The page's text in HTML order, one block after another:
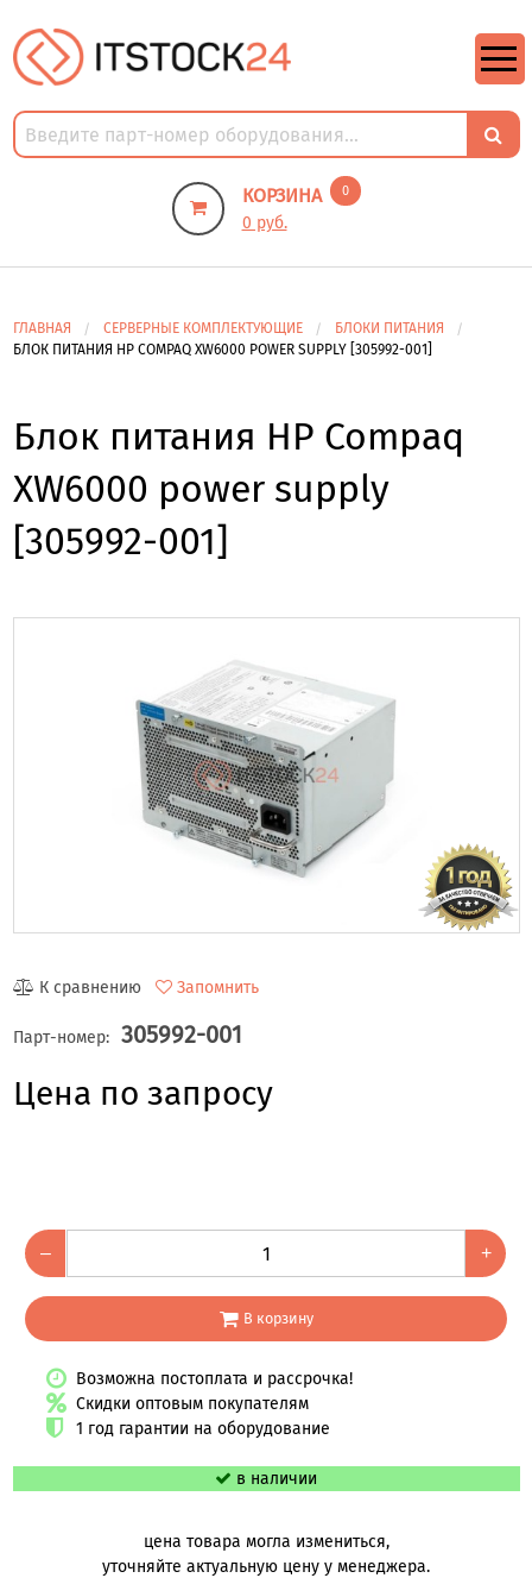
КОРЗИНА 0
0 руб.
ГЛАВНАЯ СЕРВЕРНЫЕ КОМПЛЕКТУЮЩИЕ
БЛОКИ ПИТАНИЯ
БЛОК ПИТАНИЯ HP COMPAQ XW6000 POWER SUPPLY [305992-001]
Блок питания HP Compaq
XW6000 power supply
[305992-001]
К сравнению Запомнить
Парт-номер: 305992-001
Цена по запросу
– +
В корзину
Возможна постоплата и рассрочка!
Скидки оптовым покупателям
1 год гарантии на оборудование
в наличии
цена товара могла измениться,
уточняйте актуальную цену у менеджера.